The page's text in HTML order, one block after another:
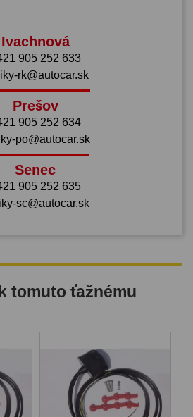
Ivachnová
905 252 633
rk@autocar.sk
Prešov
905 252 634
po@autocar.sk
Senec
905 252 635
sc@autocar.sk
tomuto ťažnému